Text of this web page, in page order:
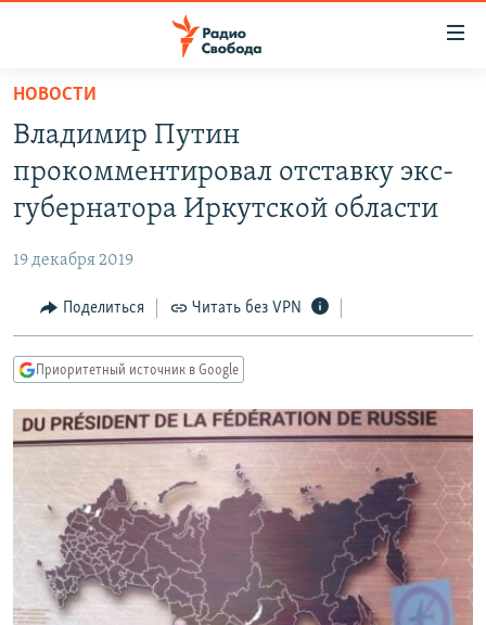
упрощенного
доступа
основному
Вернутся
Вернутся
поиску
ПОДКАСТЫ
АВТОРСКИЕ ПРОЕКТЫ
МНЕНИЯ
КУЛЬТУРА
КАВКАЗ.РЕАЛИИ
СЕВЕР.РЕАЛИИ
РАСПИСАНИЕ ВЕЩАНИЯ
ПОДПИШИТЕСЬ НА РАССЫЛКУ
СОЦИАЛЬНЫЕ СЕТИ
НОВОСТИ
Владимир Путин
прокомментировал отставку экс-
губернатора Иркутской области
19 декабря 2019
Поделиться Читать без VPN
Приоритетный источник в Google